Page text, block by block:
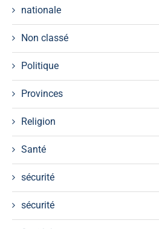
nationale
Non classé
Politique
Provinces
Religion
Santé
sécurité
sécurité